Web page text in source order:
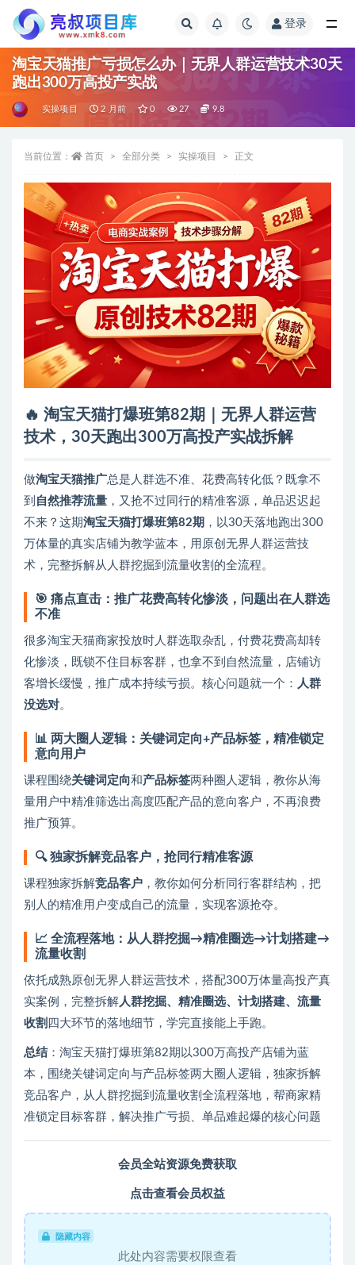
登录
淘宝天猫推广亏损怎么办｜无界人群运营技术30天
跑出300万高投产实战
实操项目 2 月前 0 27 9.8
当前位置： 首页 全部分类 实操项目 正文
🔥 淘宝天猫打爆班第82期｜无界人群运营
技术，30天跑出300万高投产实战拆解
做淘宝天猫推广总是人群选不准、花费高转化低？既拿不
到 自然推荐流量 ，又抢不过同行的精准客源，单品迟迟起
不来？这期淘宝天猫打爆班第82期 ，以30天落地跑出300
万体量的真实店铺为教学蓝本，用原创无界人群运营技
术，完整拆解从人群挖掘到流量收割的全流程。
🎯 痛点直击：推广花费高转化惨淡，问题出在人群选
不准
很多淘宝天猫商家投放时人群选取杂乱，付费花费高却转
化惨淡，既锁不住目标客群，也拿不到自然流量，店铺访
客增长缓慢，推广成本持续亏损。核心问题就一个： 人群
没选对。
📊 两大圈人逻辑：关键词定向+产品标签，精准锁定
意向用户
课程围绕关键词定向和产品标签两种圈人逻辑，教你从海
量用户中精准筛选出高度匹配产品的意向客户，不再浪费
推广预算。
🔍 独家拆解竞品客户，抢同行精准客源
课程独家拆解竞品客户 ，教你如何分析同行客群结构，把
别人的精准用户变成自己的流量，实现客源抢夺。
📈 全流程落地：从人群挖掘→精准圈选→计划搭建→
流量收割
依托成熟原创无界人群运营技术，搭配300万体量高投产真
实案例，完整拆解 人群挖掘、精准圈选、计划搭建、流量
收割 四大环节的落地细节，学完直接能上手跑。
总结：淘宝天猫打爆班第82期以300万高投产店铺为蓝
本，围绕关键词定向与产品标签两大圈人逻辑，独家拆解
竞品客户，从人群挖掘到流量收割全流程落地，帮商家精
准锁定目标客群，解决推广亏损、单品难起爆的核心问题
会员全站资源免费获取
点击查看会员权益
隐藏内容
此处内容需要权限查看